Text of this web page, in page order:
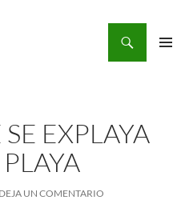
EXPLAYA
DEJA UN COMENTARIO